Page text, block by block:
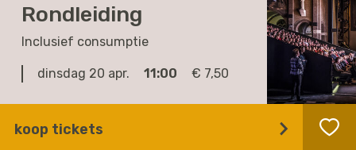
Rondleiding
Inclusief consumptie
dinsdag 20 apr. 11:00 € 7,50
koop tickets